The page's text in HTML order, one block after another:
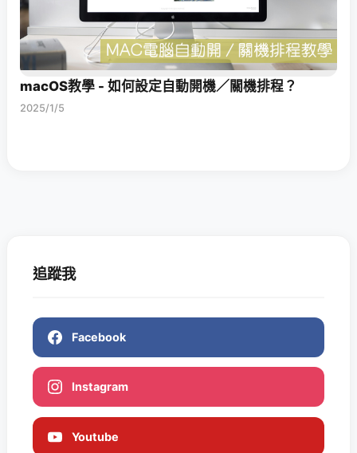
macOS教學 - 如何設定自動開機／關機排程？
2025/1/5
追蹤我
Facebook
Instagram
Youtube